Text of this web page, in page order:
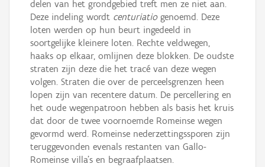
delen van het grondgebied treft men ze niet aan.
Deze indeling wordt centuriatiogenoemd. Deze
loten werden op hun beurt ingedeeld in
soortgelijke kleinere loten. Rechte veldwegen,
haaks op elkaar, omlijnen deze blokken. De oudste
straten zijn deze die het tracé van deze wegen
volgen. Straten die over de perceelsgrenzen heen
lopen zijn van recentere datum. De percellering en
het oude wegenpatroon hebben als basis het kruis
dat door de twee voornoemde Romeinse wegen
gevormd werd. Romeinse nederzettingssporen zijn
teruggevonden evenals restanten van Gallo-
Romeinse villa’s en begraafplaatsen.